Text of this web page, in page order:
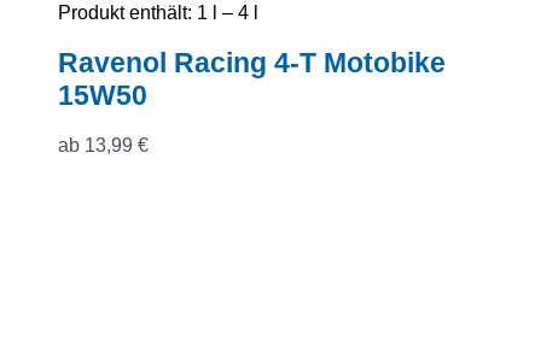
Produkt enthält: 1
– 4
Ravenol Racing 4-T Motobike
15W50
ab 13,99 €